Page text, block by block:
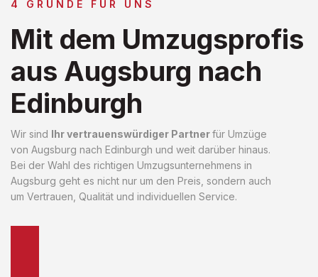
4 GRÜNDE FÜR UNS
Mit dem Umzugsprofis
aus Augsburg nach
Edinburgh
Wir sind Ihr vertrauenswürdiger Partnerfür Umzüge
von Augsburg nach Edinburgh und weit darüber hinaus.
Bei der Wahl des richtigen Umzugsunternehmens in
Augsburg geht es nicht nur um den Preis, sondern auch
um Vertrauen, Qualität und individuellen Service.